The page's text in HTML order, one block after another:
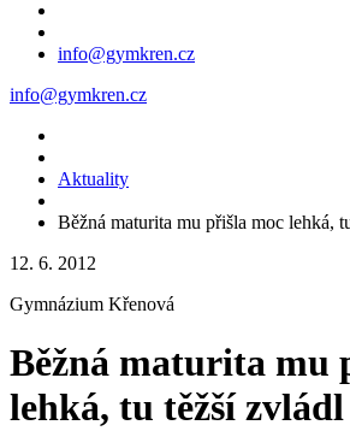
info@gymkren.cz
info@gymkren.cz
Aktuality
Běžná maturita mu přišla moc lehká,
12. 6. 2012
Gymnázium Křenová
Běžná maturita mu
lehká, tu těžší